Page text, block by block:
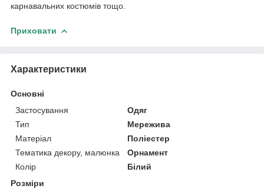
карнавальних костюмів тощо.
Приховати
Характеристики
Основні
Застосування
Одяг
Тип
Мережива
Матеріал
Поліестер
Тематика декору, малюнка
Орнамент
Колір
Білий
Розміри